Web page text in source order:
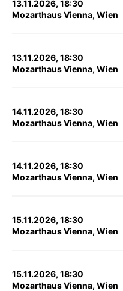
13.11.2026, 18:30
Mozarthaus Vienna, Wien
13.11.2026, 18:30
Mozarthaus Vienna, Wien
14.11.2026, 18:30
Mozarthaus Vienna, Wien
14.11.2026, 18:30
Mozarthaus Vienna, Wien
15.11.2026, 18:30
Mozarthaus Vienna, Wien
15.11.2026, 18:30
Mozarthaus Vienna, Wien